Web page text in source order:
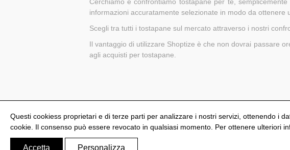
informazioni accuratamente selezionate in modo da ottenere
Scegli tra tutti i tostapane sul mercato attraverso i nostri
Il vantaggio di utilizzare Shoptize è che non dovrai passare
agli acquisti per tostapane.
@Shoptize 2026 Spagna
Questi cookiess proprietari e di terze parti per analizzare i nostri servizi, ottenendo i
cookie. Il consenso può essere revocato in qualsiasi momento. Per ottenere ulteriori
Accetta Personalizza